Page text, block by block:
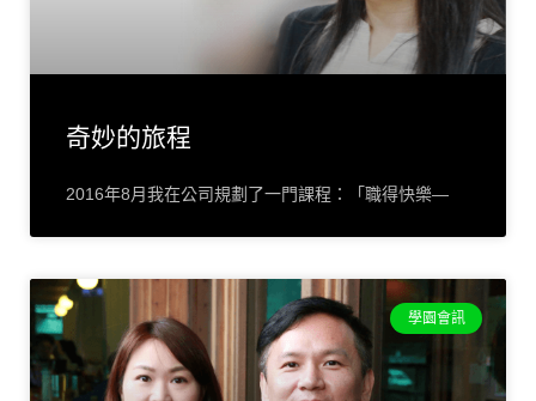
奇妙的旅程
2016年8月我在公司規劃了一門課程：「職得快樂—
學園會訊